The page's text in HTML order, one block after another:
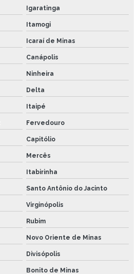
Igaratinga
Itamogi
Icaraí de Minas
Canápolis
Ninheira
Delta
Itaipé
Fervedouro
Capitólio
Mercês
Itabirinha
Santo Antônio do Jacinto
Virginópolis
Rubim
Novo Oriente de Minas
Divisópolis
Bonito de Minas